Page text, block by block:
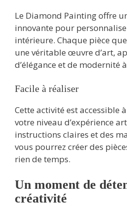
Le Diamond Painting offre
innovante pour
intérieure. Chaque pièce
une véritable œuvre d’art,
d’élégance et de modernité
Facile à réaliser
Cette activité est accessible
votre niveau d’expérience
instructions claires et des
vous pourrez créer des
rien de temps.
Un moment de
créativité